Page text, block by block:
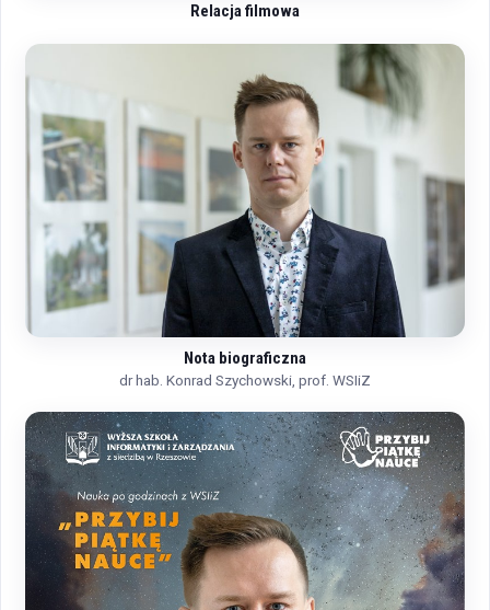
Relacja filmowa
Nota biograficzna
dr hab. Konrad Szychowski, prof. WSIiZ